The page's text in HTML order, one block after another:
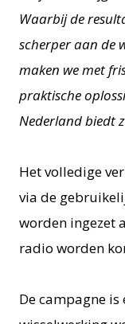
Waarbij de
scherper aan de
maken we met
praktische
Nederland biedt
Het volledige
via de
worden ingezet
radio worden
De campagne